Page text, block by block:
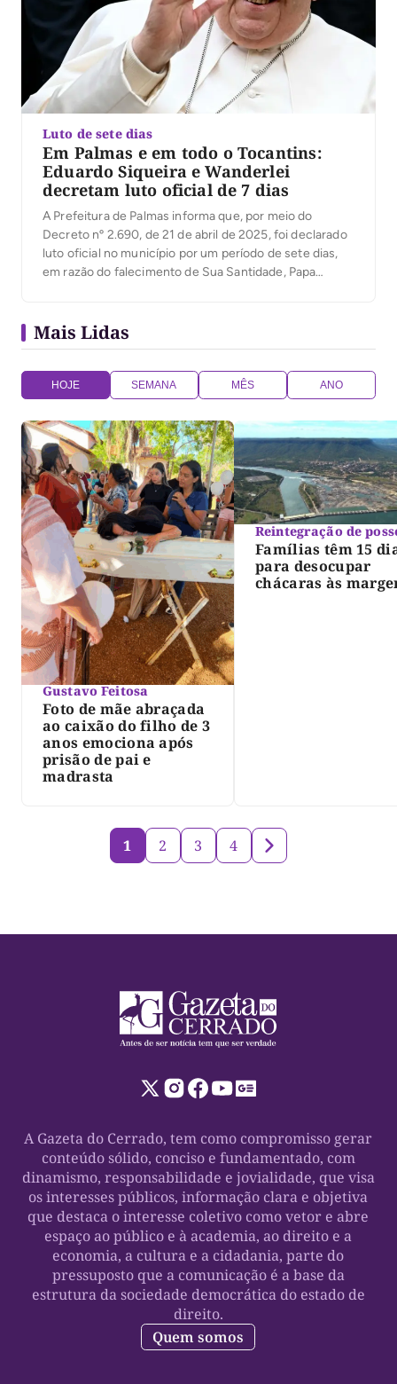
Luto de sete dias
Em Palmas e em todo o Tocantins:
Eduardo Siqueira e Wanderlei
decretam luto oficial de 7 dias
A Prefeitura de Palmas informa que, por meio do
Decreto nº 2.690, de 21 de abril de 2025, foi declarado
luto oficial no município por um período de sete dias,
em razão do falecimento de Sua Santidade, Papa
[…]
Mais Lidas
HOJE SEMANA MÊS ANO
Gustavo Feitosa
Foto de mãe abraçada
ao caixão do filho de 3
anos emociona após
prisão de pai e
madrasta
Reintegração de
Famílias têm 15
para desocupar
chácaras às
1 2 3 4
A Gazeta do Cerrado, tem como compromisso gerar
conteúdo sólido, conciso e fundamentado, com
dinamismo, responsabilidade e jovialidade, que visa
os interesses públicos, informação clara e objetiva
que destaca o interesse coletivo como vetor e abre
espaço ao público e à academia, ao direito e a
economia, a cultura e a cidadania, parte do
pressuposto que a comunicação é a base da
estrutura da sociedade democrática do estado de
direito.
Quem somos